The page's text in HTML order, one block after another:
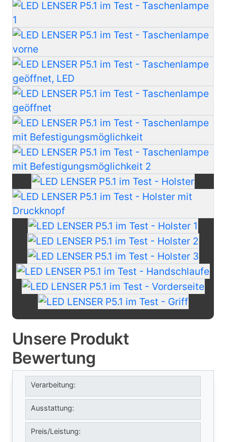
Unsere Produkt
Bewertung
Verarbeitung:
Ausstattung:
Preis/Leistung: